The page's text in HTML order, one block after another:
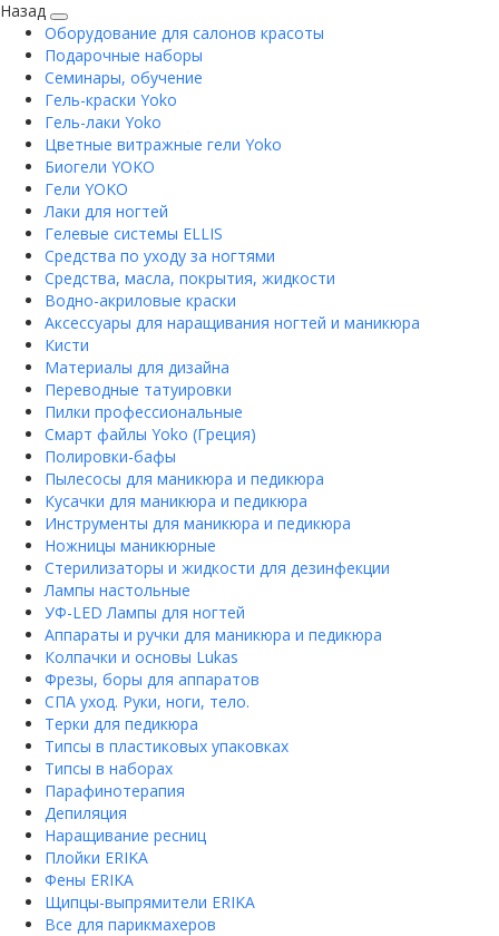
Назад
Оборудование для салонов красоты
Подарочные наборы
Семинары, обучение
Гель-краски Yoko
Гель-лаки Yoko
Цветные витражные гели Yoko
Биогели YOKO
Гели YOKO
Лаки для ногтей
Гелевые системы ELLIS
Средства по уходу за ногтями
Средства, масла, покрытия, жидкости
Водно-акриловые краски
Аксессуары для наращивания ногтей и маникюра
Кисти
Материалы для дизайна
Переводные татуировки
Пилки профессиональные
Смарт файлы Yoko (Греция)
Полировки-бафы
Пылесосы для маникюра и педикюра
Кусачки для маникюра и педикюра
Инструменты для маникюра и педикюра
Ножницы маникюрные
Стерилизаторы и жидкости для дезинфекции
Лампы настольные
УФ-LED Лампы для ногтей
Аппараты и ручки для маникюра и педикюра
Колпачки и основы Lukas
Фрезы, боры для аппаратов
СПА уход. Руки, ноги, тело.
Терки для педикюра
Типсы в пластиковых упаковках
Типсы в наборах
Парафинотерапия
Депиляция
Наращивание ресниц
Плойки ERIKA
Фены ERIKA
Щипцы-выпрямители ERIKA
Все для парикмахеров